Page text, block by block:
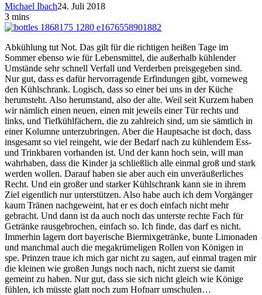
Michael Ibach24. Juli 2018
3 mins
Abkühlung tut Not. Das gilt für die richtigen heißen Tage im
Sommer ebenso wie für Lebensmittel, die außerhalb kühlender
Umstände sehr schnell Verfall und Verderben preisgegeben sind.
Nur gut, dass es dafür hervorragende Erfindungen gibt, vorneweg
den Kühlschrank. Logisch, dass so einer bei uns in der Küche
herumsteht. Also herumstand, also der alte. Weil seit Kurzem haben
wir nämlich einen neuen, einen mit jeweils einer Tür rechts und
links, und Tiefkühlfächern, die zu zahlreich sind, um sie sämtlich in
einer Kolumne unterzubringen. Aber die Hauptsache ist doch, dass
insgesamt so viel reingeht, wie der Bedarf nach zu kühlendem Ess-
und Trinkbaren vorhanden ist. Und der kann hoch sein, will man
wahrhaben, dass die Kinder ja schließlich alle einmal groß und stark
werden wollen. Darauf haben sie aber auch ein unveräußerliches
Recht. Und ein großer und starker Kühlschrank kann sie in ihrem
Ziel eigentlich nur unterstützen. Also habe auch ich dem Vorgänger
kaum Tränen nachgeweint, hat er es doch einfach nicht mehr
gebracht. Und dann ist da auch noch das unterste rechte Fach für
Getränke rausgebrochen, einfach so. Ich finde, das darf es nicht.
Immerhin lagern dort bayerische Biermixgetränke, bunte Limonaden
und manchmal auch die megakrümeligen Rollen von Königen in
spe. Prinzen traue ich mich gar nicht zu sagen, auf einmal tragen mir
die kleinen wie großen Jungs noch nach, nicht zuerst sie damit
gemeint zu haben. Nur gut, dass sie sich nicht gleich wie Könige
fühlen, ich müsste glatt noch zum Hofnarr umschulen…